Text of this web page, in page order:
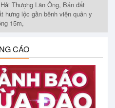
Thượng Lãn Ông, Bán đất
hưng lộc gần bênh viện quân y
15m,
CÁO